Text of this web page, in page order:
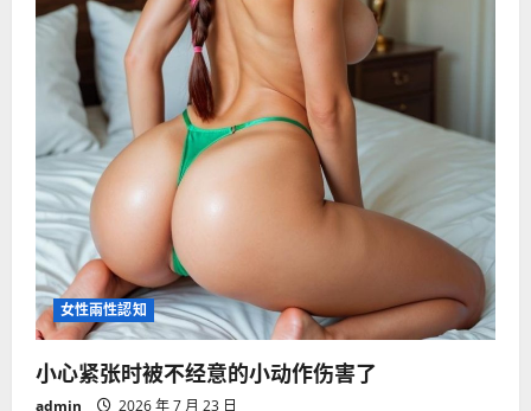
女性兩性認知
小心紧张时被不经意的小动作伤害了
admin 2026 年 7 月 23 日